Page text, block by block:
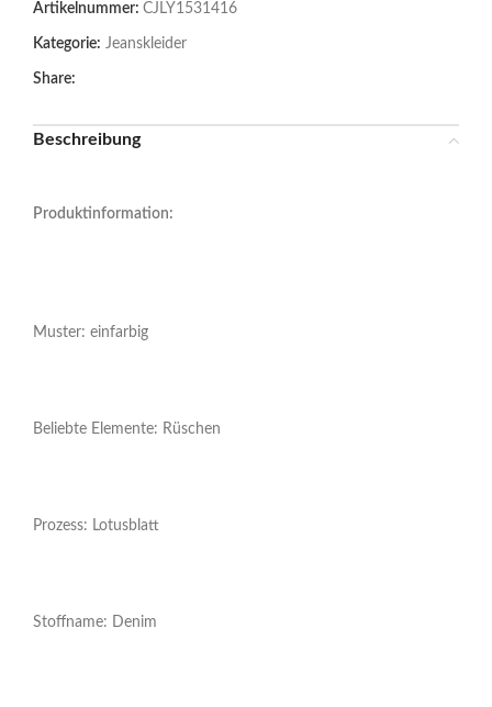
Artikelnummer: CJLY1531416
Kategorie: Jeanskleider
Share:
Beschreibung
Produktinformation:
Muster: einfarbig
Beliebte Elemente: Rüschen
Prozess: Lotusblatt
Stoffname: Denim